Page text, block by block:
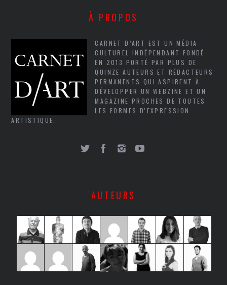
À PROPOS
CARNET D’ART EST UN MÉDIA
CULTUREL INDÉPENDANT FONDÉ
EN 2013 PORTÉ PAR PLUS DE
QUINZE AUTEURS ET RÉDACTEURS
PERMANENTS QUI ASPIRENT À
DÉVELOPPER UN WEBZINE ET UN
MAGAZINE PROCHES DE TOUTES
LES FORMES D'EXPRESSION
ARTISTIQUE.
AUTEURS